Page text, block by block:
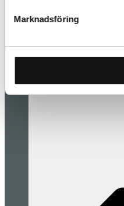
Marknadsföring